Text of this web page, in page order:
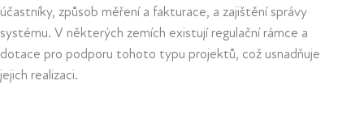
účastníky, způsob měření a fakturace, a zajištění správy
systému. V některých zemích existují regulační rámce a
dotace pro podporu tohoto typu projektů, což usnadňuje
jejich realizaci.